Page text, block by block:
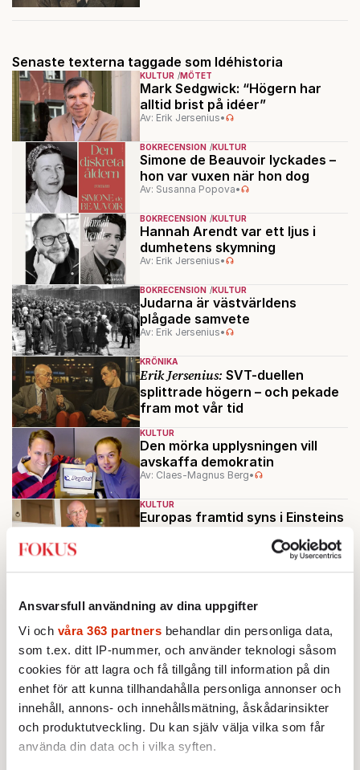
Ansvarsfull användning av dina uppgifter
Vi och våra 363 partners behandlar din personliga data,
som t.ex. ditt IP-nummer, och använder teknologi såsom
cookies för att lagra och få tillgång till information på din
enhet för att kunna tillhandahålla personliga annonser och
innehåll, annons- och innehållsmätning, åskådarinsikter
och produktutveckling. Du kan själv välja vilka som får
använda din data och i vilka syften.
Senaste texterna taggade som Idéhistoria
KULTUR MÖTET
Mark Sedgwick: “Högern har
alltid brist på idéer”
Av: Erik Jersenius•
BOKRECENSION KULTUR
Simone de Beauvoir lyckades –
hon var vuxen när hon dog
Av: Susanna Popova•
BOKRECENSION KULTUR
Hannah Arendt var ett ljus i
dumhetens skymning
Av: Erik Jersenius•
BOKRECENSION KULTUR
Judarna är västvärldens
plågade samvete
Av: Erik Jersenius•
KRÖNIKA
Erik Jersenius: SVT-duellen
splittrade högern – och pekade
fram mot vår tid
KULTUR
Den mörka upplysningen vill
avskaffa demokratin
Av: Claes-Magnus Berg•
KULTUR
Europas framtid syns i Einsteins
vänliga ansikte
BOKRECENSION KULTUR
rasisten?
Ladda fler
Mest lästa